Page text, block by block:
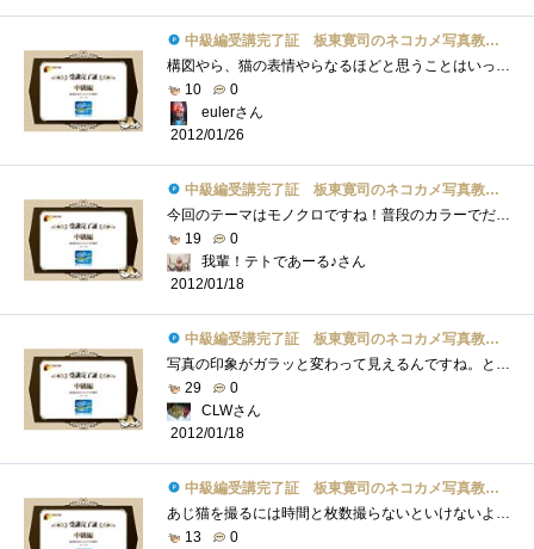
中級編受講完了証 板東寛司のネコカメ写真教室パート2
構図やら、猫の表情やらなるほどと思うことはいっぱいです。さらにモノクロなんてへたっぴ～な私が作ったら味気も何もない仕上がりになりそ�...
10
0
eulerさん
2012/01/26
中級編受講完了証 板東寛司のネコカメ写真教室パート2
今回のテーマはモノクロですね！普段のカラーでだせない味わいがあって素敵です♪ネコさんかわいい！！！ちなみに今回の画像はたまたま通り�...
19
0
我輩！テトであーる♪さん
2012/01/18
中級編受講完了証 板東寛司のネコカメ写真教室パート2
写真の印象がガラッと変わって見えるんですね。とても良いと感じました。同じことを、風景や人物で試してみるのも良いかもしれませんね。私�...
29
0
CLWさん
2012/01/18
中級編受講完了証 板東寛司のネコカメ写真教室パート2
あじ猫を撮るには時間と枚数撮らないといけないような感じですね。モノクロ写真は絵画的でいいですね。カラーが当たり前の今では逆に新鮮に�...
13
0